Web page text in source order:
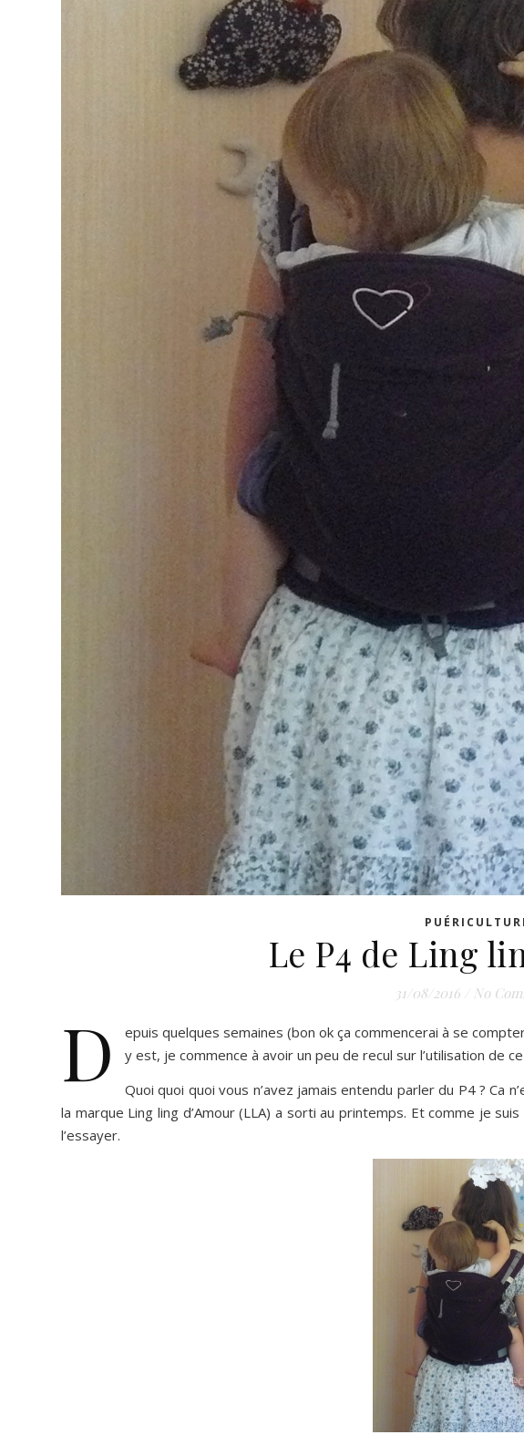
Le P4 de Ling
31/08/2016 No
D
epuis quelques semaines (bon ok ça commencerai à se
y est, je commence à avoir un peu de recul sur l’utilisation de
Quoi quoi quoi vous n’avez jamais entendu parler du P4 ? Ca
la marque Ling ling d’Amour (LLA) a sorti au printemps. Et comme je
l’essayer.